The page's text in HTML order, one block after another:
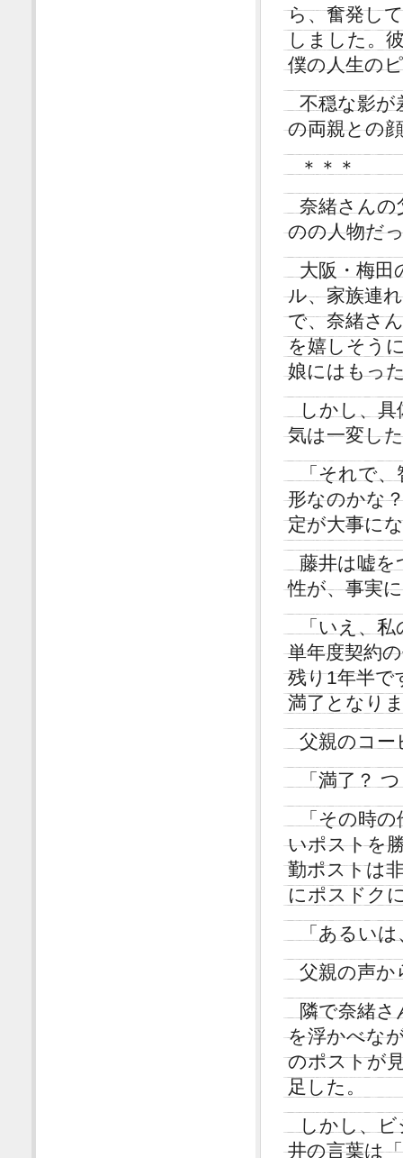
ら、奮発し
しました。
僕の人生の
不穏な影が
の両親との
＊＊＊
奈緒さんの
のの人物だ
大阪・梅
ル、家族連
で、奈緒さ
を嬉しそう
娘にはもっ
しかし、
気は一変し
「それで
形なのかな
定が大事に
藤井は嘘
性が、事実
「いえ、
単年度契約
残り1年半で
満了となり
父親のコー
「満了？
「その時
いポストを
勤ポストは
にポスドク
「あるい
父親の声か
隣で奈緒
を浮かべな
のポストが
足した。
しかし、
井の言葉は